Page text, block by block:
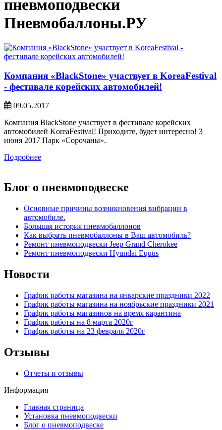
пневмоподвески
Пневмобаллоны.РУ
Компания «BlackStone» участвует в KoreaFestival
- фестивале корейских автомобилей!
09.05.2017
Компания BlackStone участвует в фестивале корейских
автомобилей KoreaFestival! Приходите, будет интересно! 3
июня 2017 Парк «Сорочаны».
Подробнее
Блог о пневмоподвеске
Основные причины возникновения вибрации в
автомобиле.
Большая история пневмобаллонов
Как выбрать пневмобаллоны в Ваш автомобиль?
Ремонт пневмоподвески Jeep Grand Cherokee
Ремонт пневмоподвески Hyundai Equus
Новости
График работы магазина на январские праздники 2022
График работы магазина на ноябрьские праздники 2021
График работы магазинов на время карантина
График работы на 8 марта 2020г
График работы на 23 февраля 2020г
Отзывы
Отчеты и отзывы
Информация
Главная страница
Установка пневмоподвески
Блог о пневмоподвеске